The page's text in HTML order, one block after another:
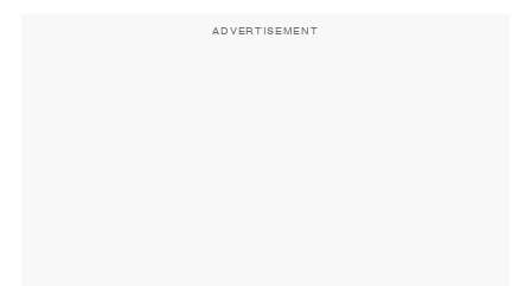
ADVERTISEMENT